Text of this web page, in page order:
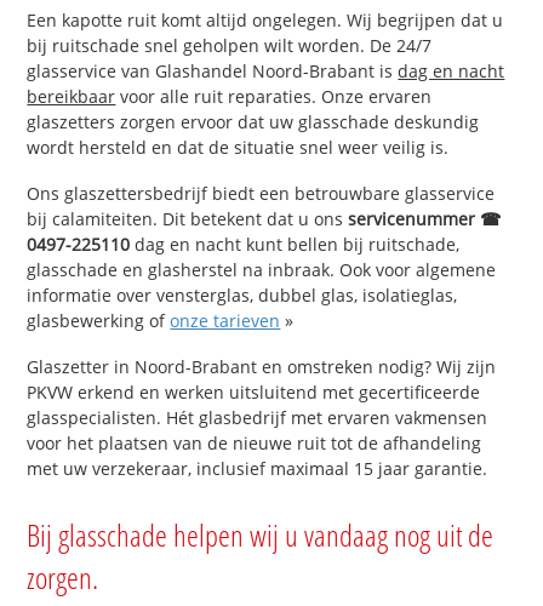
Een kapotte ruit komt altijd ongelegen. Wij begrijpen dat u
bij ruitschade snel geholpen wilt worden. De 24/7
glasservice van Glashandel Noord-Brabant isdag en nacht
bereikbaar voor alle ruit reparaties. Onze ervaren
glaszetters zorgen ervoor dat uw glasschade deskundig
wordt hersteld en dat de situatie snel weer veilig is.
Ons glaszettersbedrijf biedt een betrouwbare glasservice
bij calamiteiten. Dit betekent dat u onsservicenummer ☎
0497-225110 dag en nacht kunt bellen bij ruitschade,
glasschade en glasherstel na inbraak. Ook voor algemene
informatie over vensterglas, dubbel glas, isolatieglas,
glasbewerking ofonze tarieven »
Glaszetter in Noord-Brabant en omstreken nodig? Wij zijn
PKVW erkend en werken uitsluitend met gecertificeerde
glasspecialisten. Hét glasbedrijf met ervaren vakmensen
voor het plaatsen van de nieuwe ruit tot de afhandeling
met uw verzekeraar, inclusief maximaal 15 jaar garantie.
Bij glasschade helpen wij u vandaag nog uit de
zorgen.